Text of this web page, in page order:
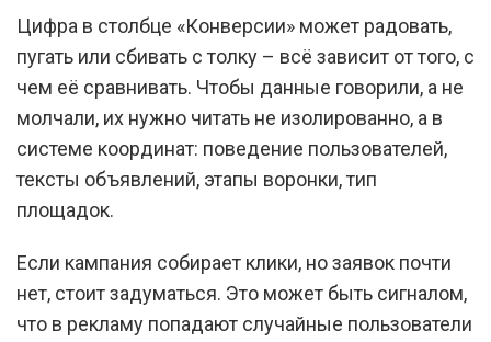
Цифра в столбце «Конверсии» может радовать,
пугать или сбивать с толку – всё зависит от того, с
чем её сравнивать. Чтобы данные говорили, а не
молчали, их нужно читать не изолированно, а в
системе координат: поведение пользователей,
тексты объявлений, этапы воронки, тип
площадок.
Если кампания собирает клики, но заявок почти
нет, стоит задуматься. Это может быть сигналом,
что в рекламу попадают случайные пользователи